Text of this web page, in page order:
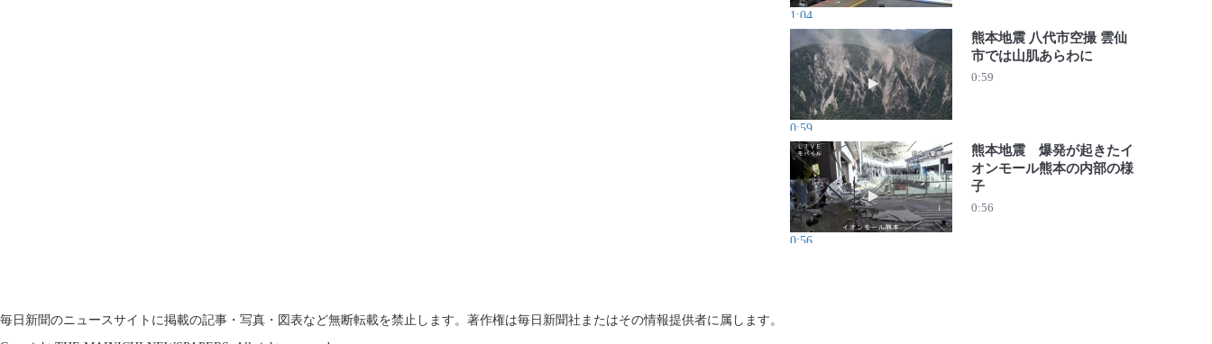
1:04
動画を再生 熊本地震 八代市空撮 雲仙市では山肌あらわに
0:59
熊本地震 八代市空撮 雲仙
市では山肌あらわに
0:59
動画を再生 熊本地震 爆発が起きたイオンモール熊本の内
0:56
熊本地震 爆発が起きたイ
オンモール熊本の内部の様
子
0:56
毎日新聞のニュースサイトに掲載の記事・写真・図表など無断転載を禁止します。著作権は毎日新聞社またはその情報提供者に属します。